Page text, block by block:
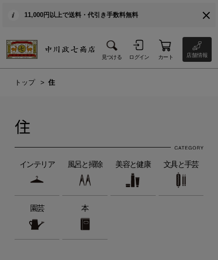
11,000円以上で送料・代引き手数料無料
見つける ログイン カート 店舗情報
トップ 住
住
インテリア 風呂と掃除 美容と健康 文具と手芸
園芸 本